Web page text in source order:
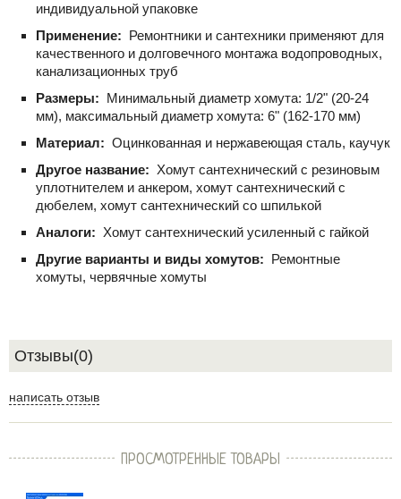
индивидуальной упаковке
Применение: Ремонтники и сантехники применяют для
качественного и долговечного монтажа водопроводных,
канализационных труб
Размеры: Минимальный диаметр хомута: 1/2" (20-24
мм), максимальный диаметр хомута: 6" (162-170 мм)
Материал: Оцинкованная и нержавеющая сталь, каучук
Другое название: Хомут сантехнический с резиновым
уплотнителем и анкером, хомут сантехнический с
дюбелем, хомут сантехнический со шпилькой
Аналоги: Хомут сантехнический усиленный с гайкой
Другие варианты и виды хомутов: Ремонтные
хомуты, червячные хомуты
Отзывы(0)
написать отзыв
ПРОСМОТРЕННЫЕ ТОВАРЫ